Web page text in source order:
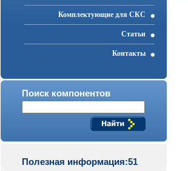
Комплектующие для СКС
Статьи
Контакты
Поиск компонентов
Полезная информация:51